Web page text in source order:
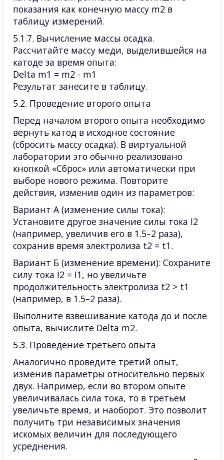
показания как конечную массу m2 в
таблицу измерений.
5.1.7. Вычисление массы осадка.
Рассчитайте массу меди, выделившейся на
катоде за время опыта:
Delta m1 = m2 - m1
Результат занесите в таблицу.
5.2. Проведение второго опыта
Перед началом второго опыта необходимо
вернуть катод в исходное состояние
(сбросить массу осадка). В виртуальной
лаборатории это обычно реализовано
кнопкой «Сброс» или автоматически при
выборе нового режима. Повторите
действия, изменив один из параметров:
Вариант А (изменение силы тока):
Установите другое значение силы тока I2
(например, увеличив его в 1.5–2 раза),
сохранив время электролиза t2 = t1.
Вариант Б (изменение времени): Сохраните
силу тока I2 = I1, но увеличьте
продолжительность электролиза t2 > t1
(например, в 1.5–2 раза).
Выполните взвешивание катода до и после
опыта, вычислите Delta m2.
5.3. Проведение третьего опыта
Аналогично проведите третий опыт,
изменив параметры относительно первых
двух. Например, если во втором опыте
увеличивалась сила тока, то в третьем
увеличьте время, и наоборот. Это позволит
получить три независимых значения
искомых величин для последующего
усреднения.